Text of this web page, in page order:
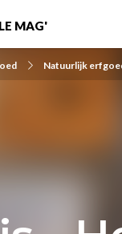
LE MAG'
Natuurlijk